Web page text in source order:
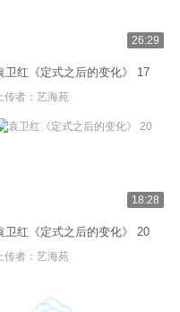
26:29
卫红《定式之后的变化》 17
上传者： 艺海苑
18:28
卫红《定式之后的变化》 20
上传者： 艺海苑